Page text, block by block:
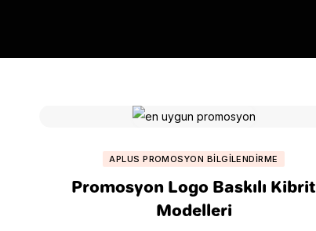
APLUS PROMOSYON BILGILENDIRME
Promosyon Logo Baskılı Kibrit
Modelleri